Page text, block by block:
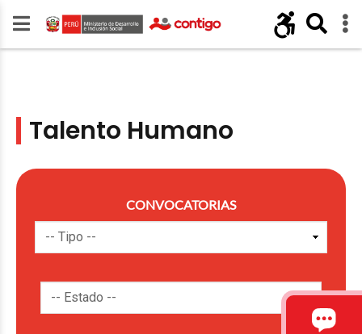
Talento Humano
CONVOCATORIAS